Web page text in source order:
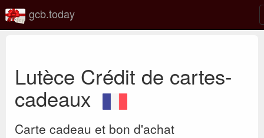
gcb.today
Lutèce Crédit de cartes-
cadeaux
Carte cadeau et bon d'achat